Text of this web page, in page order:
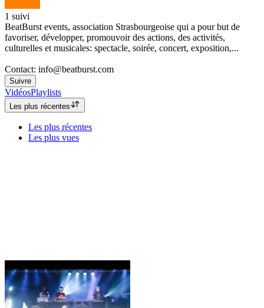
1 suivi
BeatBurst events, association Strasbourgeoise qui a pour but de
favoriser, développer, promouvoir des actions, des activités,
culturelles et musicales: spectacle, soirée, concert, exposition,...
Contact: info@beatburst.com
Suivre
VidéosPlaylists
Les plus récentes
Les plus récentes
Les plus vues